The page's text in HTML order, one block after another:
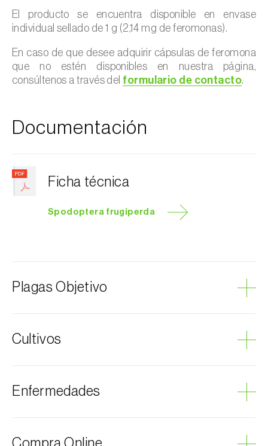
El producto se encuentra disponible en envase
individual sellado de 1 g (2,14 mg de feromonas).
En caso de que desee adquirir cápsulas de feromona
que no estén disponibles en nuestra página,
consúltenos a través del formulario de contacto.
Documentación
Ficha técnica
Spodoptera frugiperda
Plagas Objetivo
Cultivos
Ajo
Plátano
Enfermedades